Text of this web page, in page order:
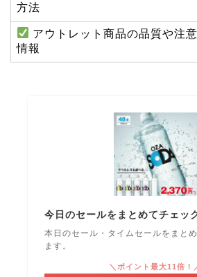
方法
アウトレット商品の品質や注
情報
今日のセールをまとめてチェッ
本日のセール・タイムセールをまと
ます。
＼ポイント最大11倍！